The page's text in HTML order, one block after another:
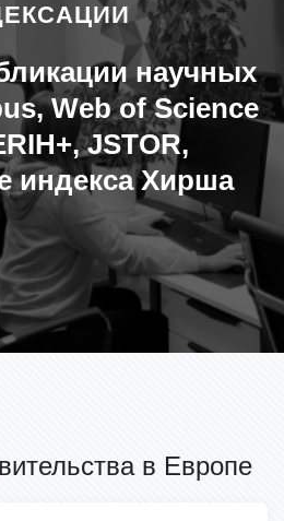
научных
Web of Science
JSTOR,
индекса Хирша
в Европе